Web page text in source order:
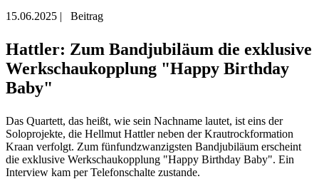
15.06.2025 | Beitrag
Hattler: Zum Bandjubiläum die exklusive
Werkschaukopplung "Happy Birthday
Baby"
Das Quartett, das heißt, wie sein Nachname lautet, ist eins der
Soloprojekte, die Hellmut Hattler neben der Krautrockformation
Kraan verfolgt. Zum fünfundzwanzigsten Bandjubiläum erscheint
die exklusive Werkschaukopplung "Happy Birthday Baby". Ein
Interview kam per Telefonschalte zustande.